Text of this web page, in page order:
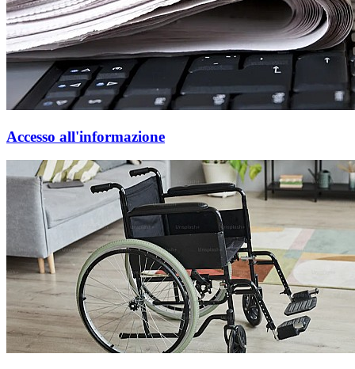
Accesso all'informazione